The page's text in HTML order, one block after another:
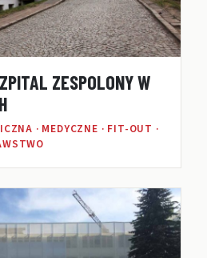
ZESPOLONY W
· MEDYCZNE · FIT-OUT ·